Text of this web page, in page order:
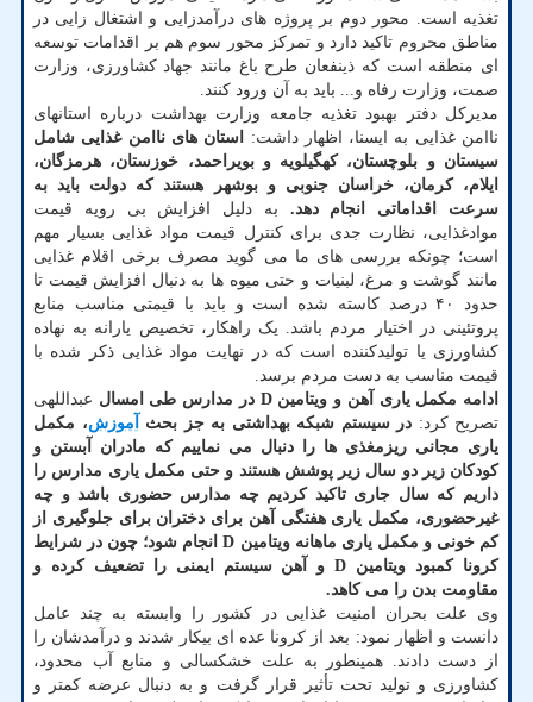
تغذیه است. محور دوم بر پروژه های درآمدزایی و اشتغال زایی در
مناطق محروم تاکید دارد و تمرکز محور سوم هم بر اقدامات توسعه
ای منطقه است که ذینفعان طرح باغ مانند جهاد کشاورزی، وزارت
صمت، وزارت رفاه و... باید به آن ورود کنند.
مدیرکل دفتر بهبود تغذیه جامعه وزارت بهداشت درباره استانهای
ناامن غذایی به ایسنا، اظهار داشت:
استان های ناامن غذایی شامل
سیستان و بلوچستان، کهگیلویه و بویراحمد، خوزستان، هرمزگان،
ایلام، کرمان، خراسان جنوبی و بوشهر هستند که دولت باید به
سرعت اقداماتی انجام دهد. به دلیل افزایش بی رویه قیمت
موادغذایی، نظارت جدی برای کنترل قیمت مواد غذایی بسیار مهم
است؛ چونکه بررسی های ما می گوید مصرف برخی اقلام غذایی
مانند گوشت و مرغ، لبنیات و حتی میوه ها به دنبال افزایش قیمت تا
حدود ۴۰ درصد کاسته شده است و باید با قیمتی مناسب منابع
پروتئینی در اختیار مردم باشد. یک راهکار، تخصیص یارانه به نهاده
کشاورزی یا تولیدکننده است که در نهایت مواد غذایی ذکر شده با
قیمت مناسب به دست مردم برسد.
ادامه مکمل یاری آهن و ویتامین D در مدارس طی امسال
عبداللهی
تصریح کرد: در سیستم شبکه بهداشتی به جز بحث آموزش، مکمل
یاری مجانی ریزمغذی ها را دنبال می نماییم که مادران آبستن و
کودکان زیر دو سال زیر پوشش هستند و حتی مکمل یاری مدارس را
داریم که سال جاری تاکید کردیم چه مدارس حضوری باشد و چه
غیرحضوری، مکمل یاری هفتگی آهن برای دختران برای جلوگیری از
کم خونی و مکمل یاری ماهانه ویتامین D انجام شود؛ چون در شرایط
کرونا کمبود ویتامین D و آهن سیستم ایمنی را تضعیف کرده و
مقاومت بدن را می کاهد.
وی علت بحران امنیت غذایی در کشور را وابسته به چند عامل
دانست و اظهار نمود: بعد از کرونا عده ای بیکار شدند و درآمدشان را
از دست دادند. همینطور به علت خشکسالی و منابع آب محدود،
کشاورزی و تولید تحت تأثیر قرار گرفت و به دنبال عرضه کمتر و